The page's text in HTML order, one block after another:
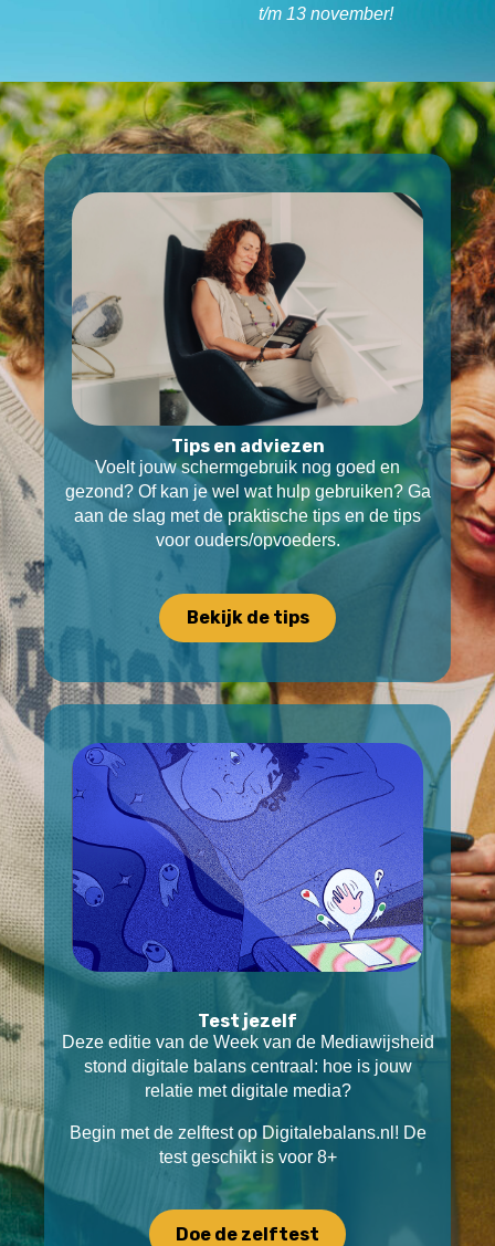
t/m 13 november!
Tips en adviezen
Voelt jouw schermgebruik nog goed en
gezond? Of kan je wel wat hulp gebruiken? Ga
aan de slag met de praktische tips en de tips
voor ouders/opvoeders.
Bekijk de tips
Test jezelf
Deze editie van de Week van de Mediawijsheid
stond digitale balans centraal: hoe is jouw
relatie met digitale media?
Begin met de zelftest op Digitalebalans.nl! De
test geschikt is voor 8+
Doe de zelftest